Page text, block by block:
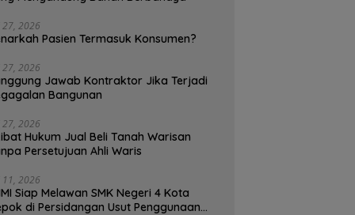
27, 2026
Pasien Termasuk Konsumen?
27, 2026
Jawab Kontraktor Jika Terjadi
Bangunan
27, 2026
Hukum Jual Beli Tanah Warisan
Persetujuan Ahli Waris
11, 2026
Siap Melawan SMK Negeri 4 Kota
di Persidangan Usut Penggunaan